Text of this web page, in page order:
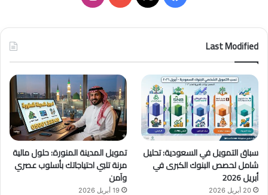
و
ك
T
u
b
e
ق
ر
ا
م
Last Modified
سباق التمويل في السعودية: تحليل
شامل لحصص البنوك الكبرى في
أبريل 2026
20 أبريل 2026
تمويل المدينة المنورة: حلول مالية
مرنة تلبي احتياجاتك بأسلوب عصري
وآمن
19 أبريل 2026